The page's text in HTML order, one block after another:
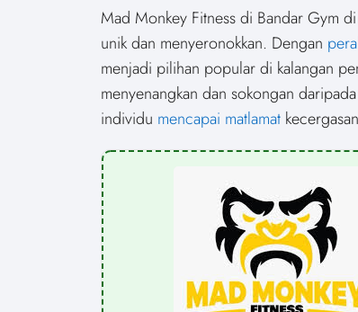
r
e
o
n
r
e
o
n
Mad Monkey Fitness di Bandar Gym
unik dan menyeronokkan. Dengan
menjadi pilihan popular di kalangan
menyenangkan dan sokongan
individu mencapai matlamat